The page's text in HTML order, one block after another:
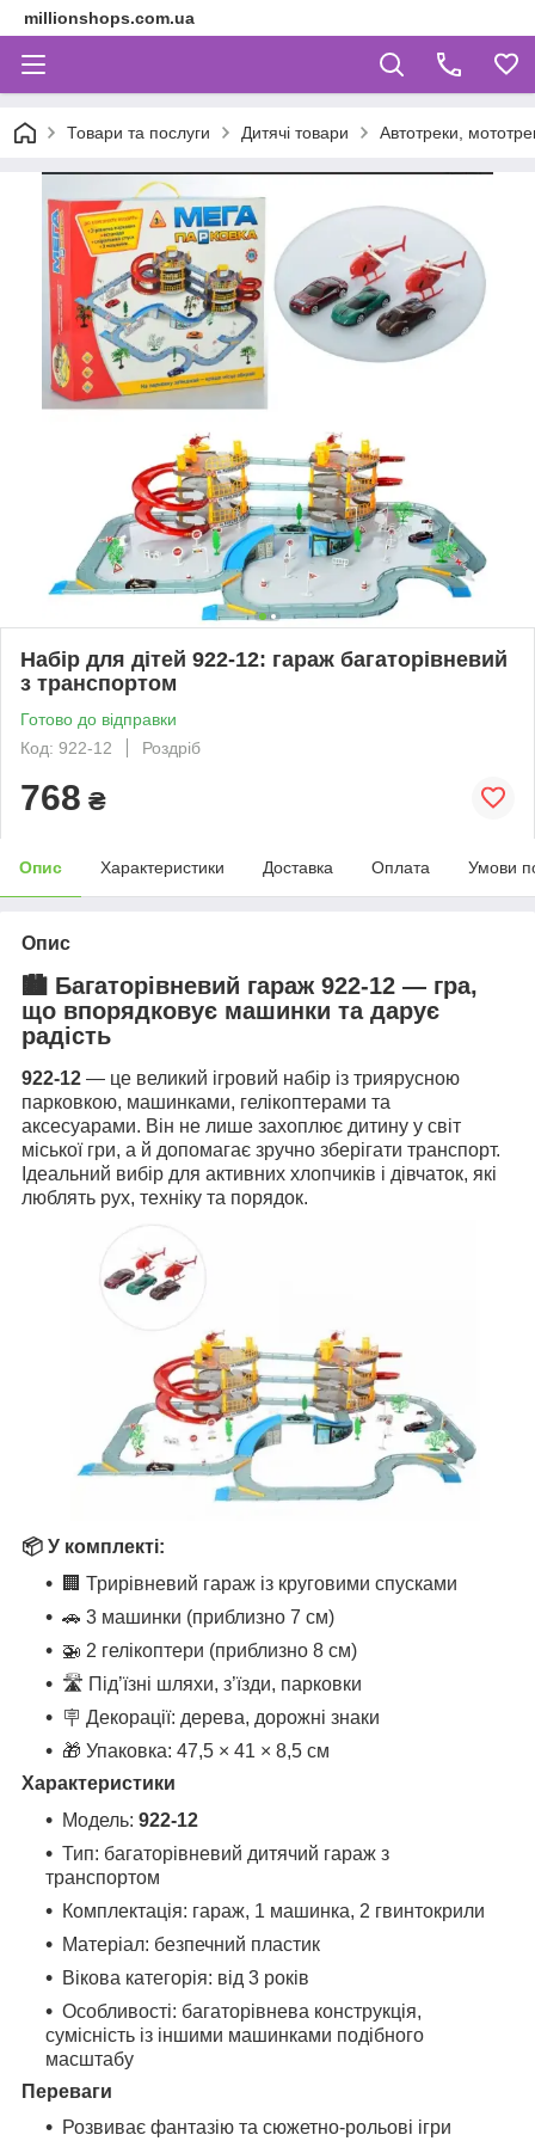
millionshops.com.ua
Товари та послуги Дитячі товари Автотреки,
Набір для дітей 922-12: гараж багаторівневий
з транспортом
Готово до відправки
Код: 922-12
Роздріб
768 ₴
Опис Характеристики Доставка Оплата Умови
Опис
🏙️ Багаторівневий гараж 922-12 — гра,
що впорядковує машинки та дарує
радість
922-12 — це великий ігровий набір із триярусною
парковкою, машинками, гелікоптерами та
аксесуарами. Він не лише захоплює дитину у світ
міської гри, а й допомагає зручно зберігати транспорт.
Ідеальний вибір для активних хлопчиків і дівчаток, які
люблять рух, техніку та порядок.
📦 У комплекті:
🏢 Трирівневий гараж із круговими спусками
🚗 3 машинки (приблизно 7 см)
🚁 2 гелікоптери (приблизно 8 см)
🛣️ Під’їзні шляхи, з’їзди, парковки
🪧 Декорації: дерева, дорожні знаки
🎁 Упаковка: 47,5 × 41 × 8,5 см
Характеристики
Модель: 922-12
Тип: багаторівневий дитячий гараж з
транспортом
Комплектація: гараж, 1 машинка, 2 гвинтокрили
Матеріал: безпечний пластик
Вікова категорія: від 3 років
Особливості: багаторівнева конструкція,
сумісність із іншими машинками подібного
масштабу
Переваги
Розвиває фантазію та сюжетно-рольові ігри